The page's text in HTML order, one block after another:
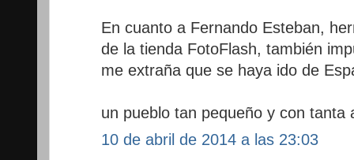
En cuanto a Fernando Esteban,
de la tienda FotoFlash, también
me extraña que se haya ido de
un pueblo tan pequeño y con tanta
10 de abril de 2014 a las 23:03